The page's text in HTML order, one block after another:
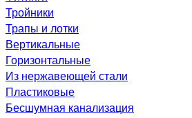
Тройники
Трапы и лотки
Вертикальные
Горизонтальные
Из нержавеющей стали
Пластиковые
Бесшумная канализация